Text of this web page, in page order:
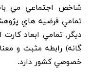
شاخص اجتماعي مي
تمامي فرضيه هاي
ديگر, تمامي ابعاد کارت
گانه) رابطه مثبت و
خصوصي کشور دارد.